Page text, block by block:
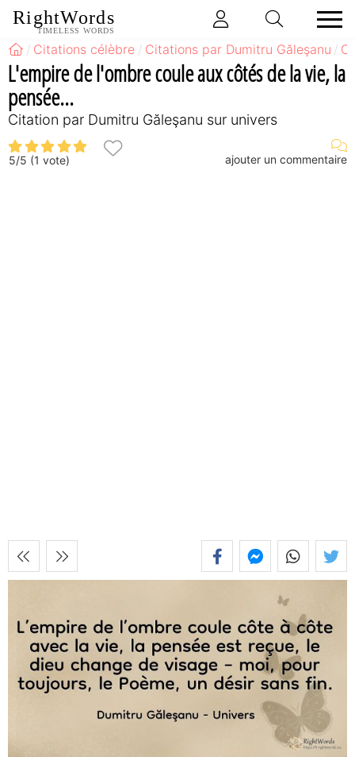
RightWords
TIMELESS WORDS
Citations célèbre Citations par Dumitru Găleşanu
L'empire de l'ombre coule aux côtés de la vie, la
pensée...
Citation par Dumitru Găleşanu sur univers
5/5 (1 vote) ajouter un commentaire